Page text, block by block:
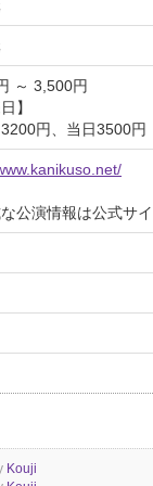
～ 3,500円
】
円、当日3500円
公演情報は公式サイ
Kouji